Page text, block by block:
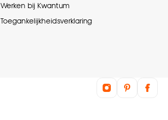
Werken bij Kwantum
Toegankelijkheidsverklaring